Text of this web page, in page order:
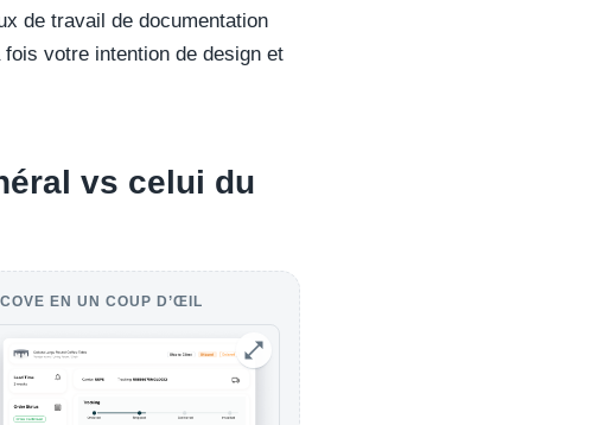
de travail de documentation
votre intention de design et
vs celui du
EN UN COUP D’ŒIL